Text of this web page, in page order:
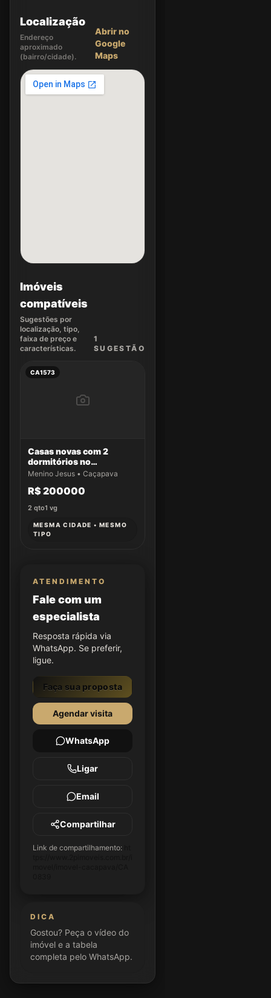
Localização
Endereço
aproximado
(bairro/cidade).
Abrir no
Google
Maps
Imóveis
compatíveis
Sugestões por
localização, tipo,
faixa de preço e
características.
1
SUGESTÃO
CA1573
Casas novas com 2
dormitórios no
Residencial Aldeias da
Menino Jesus • Caçapava
R$ 200000
2 qto1 vg
MESMA CIDADE • MESMO
TIPO
ATENDIMENTO
Fale com um
especialista
Resposta rápida via
WhatsApp. Se preferir,
ligue.
Faça sua proposta
Agendar visita
WhatsApp
Ligar
Email
Compartilhar
Link de compartilhamento:
DICA
Gostou? Peça o vídeo do
imóvel e a tabela
completa pelo WhatsApp.